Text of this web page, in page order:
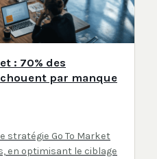
: 70% des
par manque
stratégie Go To Market
en optimisant le ciblage